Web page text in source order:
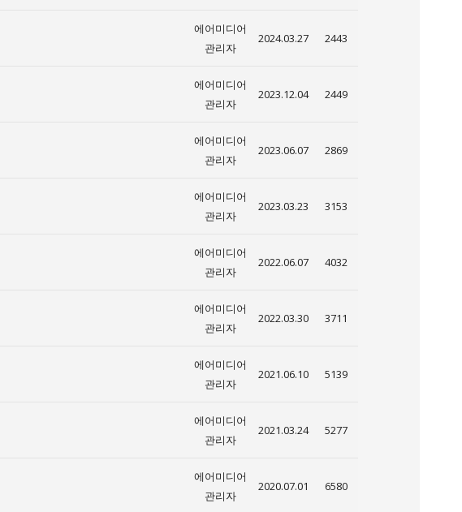
에어미디어
관리자
2024.03.27 2443
에어미디어
관리자
2023.12.04 2449
에어미디어
관리자
2023.06.07 2869
에어미디어
관리자
2023.03.23 3153
에어미디어
관리자
2022.06.07 4032
에어미디어
관리자
2022.03.30 3711
에어미디어
관리자
2021.06.10 5139
에어미디어
관리자
2021.03.24 5277
에어미디어
관리자
2020.07.01 6580